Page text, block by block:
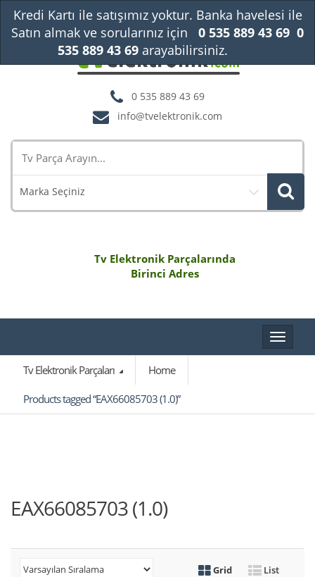
0 535 889 43 69
info@tvelektronik.com
Marka Seçiniz
Tv Elektronik Parçalarında
Birinci Adres
Toggle
Tv Elektronik Parçaları
Home
Products tagged “EAX66085703 (1.0)”
EAX66085703 (1.0)
Grid List
Kredi Kartı ile satışımız yoktur. Banka havelesi ile
Satın almak ve sorularınız için
0 535 889 43 69 0
535 889 43 69arayabilirsiniz.